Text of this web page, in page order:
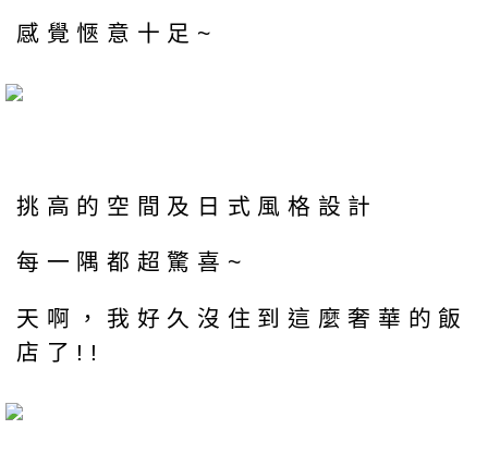
感覺愜意十足~
挑高的空間及日式風格設計
每一隅都超驚喜~
天啊，我好久沒住到這麼奢華的飯
店了!!